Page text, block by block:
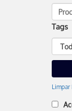
Tags
Limpar